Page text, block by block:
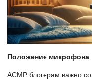
Положение микрофона
АСМР блогерам важно